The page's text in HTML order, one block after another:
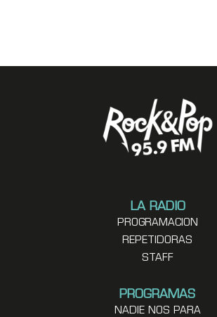
LA RADIO
PROGRAMACION
REPETIDORAS
STAFF
PROGRAMAS
NADIE NOS PARA